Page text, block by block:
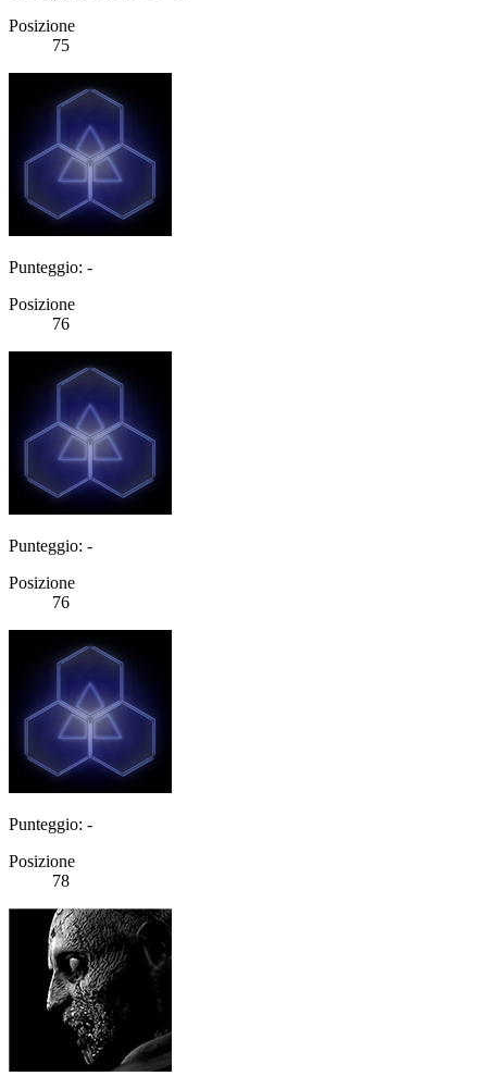
Posizione
75
Punteggio: -
Posizione
76
Punteggio: -
Posizione
76
Punteggio: -
Posizione
78